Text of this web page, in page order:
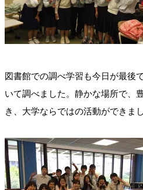
図書館での調べ学習も今日が最後
いて調べました。静かな場所で、
き、大学ならではの活動ができまし